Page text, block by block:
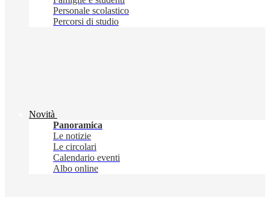
Personale scolastico
Percorsi di studio
Novità
Panoramica
Le notizie
Le circolari
Calendario eventi
Albo online